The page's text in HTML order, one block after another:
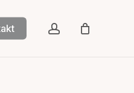
account